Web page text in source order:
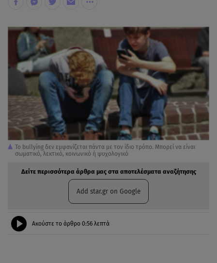
Το bullying δεν εμφανίζεται πάντα με τον ίδιο τρόπο. Μπορεί να είναι
σωματικό, λεκτικό, κοινωνικό ή ψυχολογικό
Δείτε περισσότερα άρθρα μας στα αποτελέσματα αναζήτησης
Add star.gr on Google
Ακούστε το άρθρο 0:56 λεπτά